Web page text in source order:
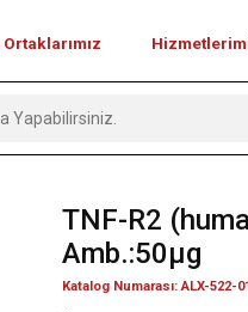
TNF-R2
Amb.:50µg
Katalog Numarası: ALX-522-